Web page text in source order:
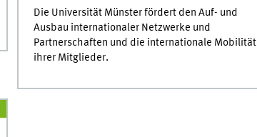
Die Universität Münster fördert den Auf- und
Ausbau internationaler Netzwerke und
Partnerschaften und die internationale Mobilität
ihrer Mitglieder.